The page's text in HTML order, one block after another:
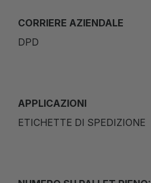
CORRIERE AZIENDALE
DPD
APPLICAZIONI
ETICHETTE DI SPEDIZIONE